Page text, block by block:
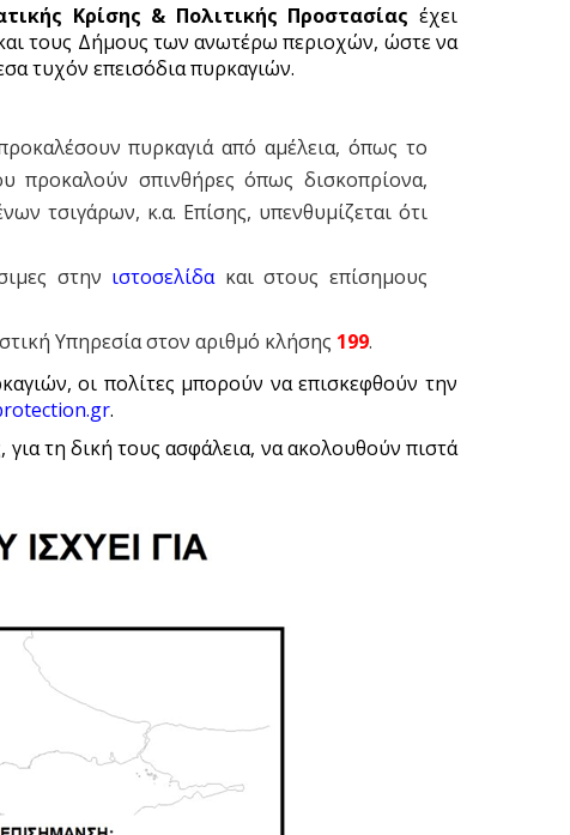
Κρίσης & Πολιτικής Προστασίαςέχει
και τους Δήμους των ανωτέρω περιοχών, ώστε να
τυχόν επεισόδια πυρκαγιών.
πυρκαγιά από αμέλεια, όπως το
σπινθήρες όπως δισκοπρίονα,
τσιγάρων, κ.α. Επίσης, υπενθυμίζεται ότι
στην ιστοσελίδακαι στους επίσημους
Υπηρεσία στον αριθμό κλήσης 199.
οι πολίτες μπορούν να επισκεφθούν την
.
για τη δική τους ασφάλεια, να ακολουθούν πιστά